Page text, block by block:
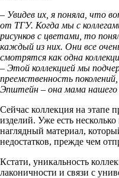
– Увидев их, я поняла, что
от ТГУ. Когда мы с
рисунков с цветами, то
каждый из них. Они все
смотрятся как одна
– Этой коллекцией мы
преемственность
Эпштейн – она мама нашего
Сейчас коллекция на этапе
изделий. Уже есть
наглядный материал,
недостатков, прежде чем
Кстати, уникальность
лаконичности и связи с